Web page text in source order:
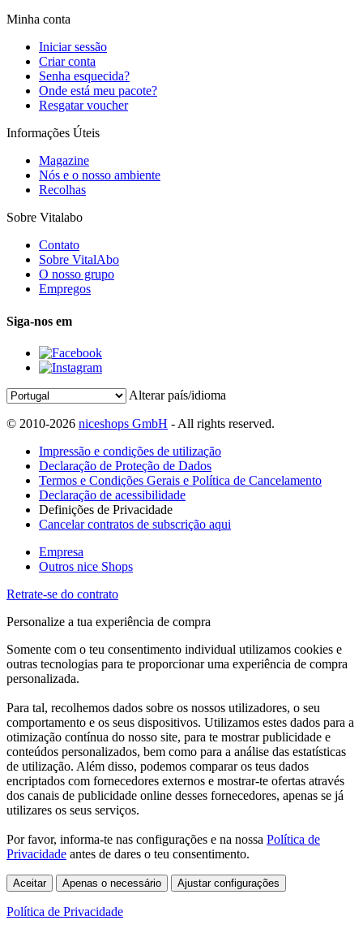
Minha conta
Iniciar sessão
Criar conta
Senha esquecida?
Onde está meu pacote?
Resgatar voucher
Informações Úteis
Magazine
Nós e o nosso ambiente
Recolhas
Sobre Vitalabo
Contato
Sobre VitalAbo
O nosso grupo
Empregos
Siga-nos em
Alterar país/idioma
© 2010-2026 niceshops GmbH - All rights reserved.
Impressão e condições de utilização
Declaração de Proteção de Dados
Termos e Condições Gerais e Política de Cancelamento
Declaração de acessibilidade
Definições de Privacidade
Cancelar contratos de subscrição aqui
Empresa
Outros nice Shops
Retrate-se do contrato
Personalize a tua experiência de compra
Somente com o teu consentimento individual utilizamos cookies e
outras tecnologias para te proporcionar uma experiência de compra
personalizada.
Para tal, recolhemos dados sobre os nossos utilizadores, o seu
comportamento e os seus dispositivos. Utilizamos estes dados para a
otimização contínua do nosso site, para te mostrar publicidade e
conteúdos personalizados, bem como para a análise das estatísticas
de utilização. Além disso, podemos comparar os teus dados
encriptados com fornecedores externos e mostrar-te ofertas através
dos canais de publicidade online desses fornecedores, apenas se já
utilizares os seus serviços.
Por favor, informa-te nas configurações e na nossa Política de
Privacidade antes de dares o teu consentimento.
Aceitar Apenas o necessário Ajustar configurações
Política de Privacidade